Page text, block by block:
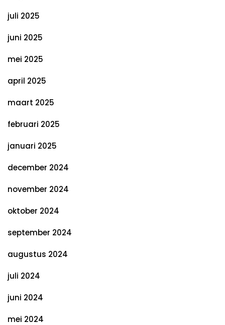
juli 2025
juni 2025
mei 2025
april 2025
maart 2025
februari 2025
januari 2025
december 2024
november 2024
oktober 2024
september 2024
augustus 2024
juli 2024
juni 2024
mei 2024